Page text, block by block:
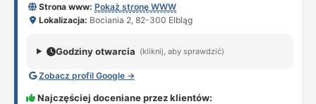
Strona www: Pokaż stronę WWW
Lokalizacja: Bociania 2, 82-300 Elbląg
Godziny otwarcia (kliknij, aby sprawdzić)
Zobacz profil Google →
Najczęściej doceniane przez klientów: